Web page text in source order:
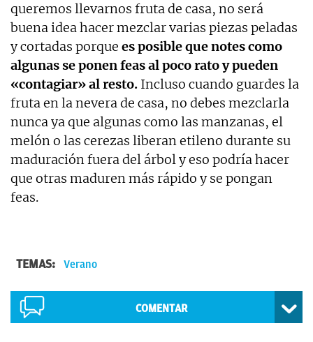
queremos llevarnos fruta de casa, no será
buena idea hacer mezclar varias piezas peladas
y cortadas porque es posible que notes como
algunas se ponen feas al poco rato y pueden
«contagiar» al resto. Incluso cuando guardes la
fruta en la nevera de casa, no debes mezclarla
nunca ya que algunas como las manzanas, el
melón o las cerezas liberan etileno durante su
maduración fuera del árbol y eso podría hacer
que otras maduren más rápido y se pongan
feas.
TEMAS: Verano
COMENTAR